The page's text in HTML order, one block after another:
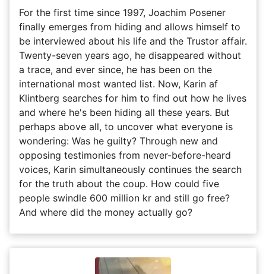
For the first time since 1997, Joachim Posener
finally emerges from hiding and allows himself to
be interviewed about his life and the Trustor affair.
Twenty-seven years ago, he disappeared without
a trace, and ever since, he has been on the
international most wanted list. Now, Karin af
Klintberg searches for him to find out how he lives
and where he's been hiding all these years. But
perhaps above all, to uncover what everyone is
wondering: Was he guilty? Through new and
opposing testimonies from never-before-heard
voices, Karin simultaneously continues the search
for the truth about the coup. How could five
people swindle 600 million kr and still go free?
And where did the money actually go?